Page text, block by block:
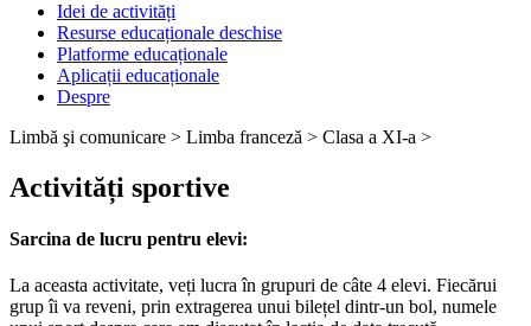
Idei de activități
Resurse educaționale deschise
Platforme educaționale
Aplicații educaționale
Despre
Limbă şi comunicare > Limba franceză > Clasa a XI-a >
Activități sportive
Sarcina de lucru pentru elevi:
La aceasta activitate, veți lucra în grupuri de câte 4 elevi. Fiecărui
grup îi va reveni, prin extragerea unui bilețel dintr-un bol, numele